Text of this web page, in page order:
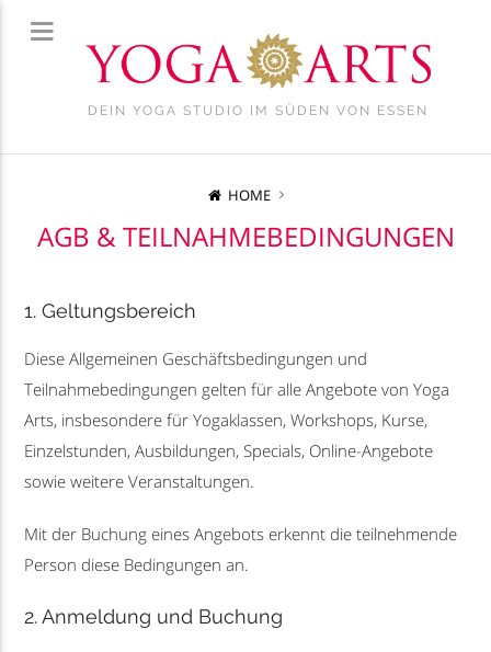
DEIN YOGA STUDIO IM SÜDEN VON ESSEN
HOME
AGB & TEILNAHMEBEDINGUNGEN
1. Geltungsbereich
Diese Allgemeinen Geschäftsbedingungen und
Teilnahmebedingungen gelten für alle Angebote von Yoga
Arts, insbesondere für Yogaklassen, Workshops, Kurse,
Einzelstunden, Ausbildungen, Specials, Online-Angebote
sowie weitere Veranstaltungen.
Mit der Buchung eines Angebots erkennt die teilnehmende
Person diese Bedingungen an.
2. Anmeldung und Buchung